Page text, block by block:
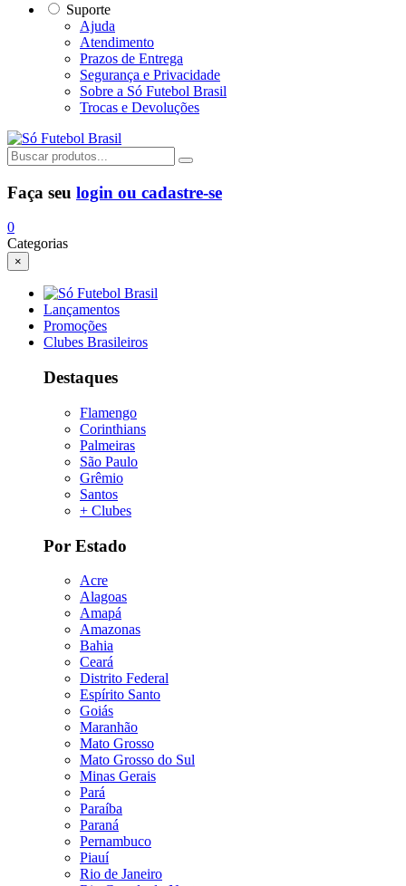
Suporte
Ajuda
Atendimento
Prazos de Entrega
Segurança e Privacidade
Sobre a Só Futebol Brasil
Trocas e Devoluções
Faça seu login ou cadastre-se
0
Categorias
×
Lançamentos
Promoções
Clubes Brasileiros
Destaques
Flamengo
Corinthians
Palmeiras
São Paulo
Grêmio
Santos
+ Clubes
Por Estado
Acre
Alagoas
Amapá
Amazonas
Bahia
Ceará
Distrito Federal
Espírito Santo
Goiás
Maranhão
Mato Grosso
Mato Grosso do Sul
Minas Gerais
Pará
Paraíba
Paraná
Pernambuco
Piauí
Rio de Janeiro